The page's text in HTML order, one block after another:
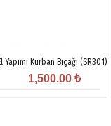
Yapımı Kurban Bıçağı (SR301)
1,500.00 ₺